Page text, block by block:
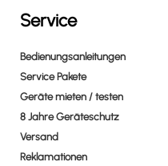
Service
Bedienungsanleitungen
Service Pakete
Geräte mieten / testen
8 Jahre Geräteschutz
Versand
Reklamationen